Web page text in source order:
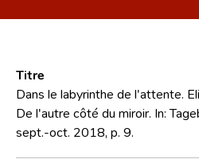
Équipe scientifique
Contact
Titre
Dans le labyrinthe de l'attente.
De l'autre côté du miroir. In:
sept.-oct. 2018, p. 9.